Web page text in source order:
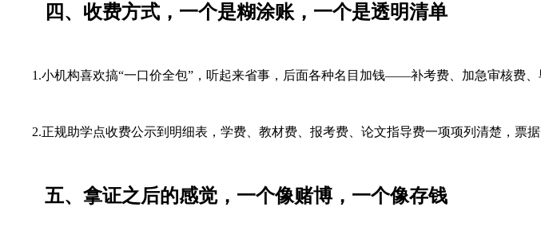
四、收费方式，一个是糊涂账，一个是透明清单
1.小机构喜欢搞“一口价全包”，听起来省事，后面各种名目加钱——补考费、加急审核费、
2.正规助学点收费公示到明细表，学费、教材费、报考费、论文指导费一项项列清楚，票
五、拿证之后的感觉，一个像赌博，一个像存钱